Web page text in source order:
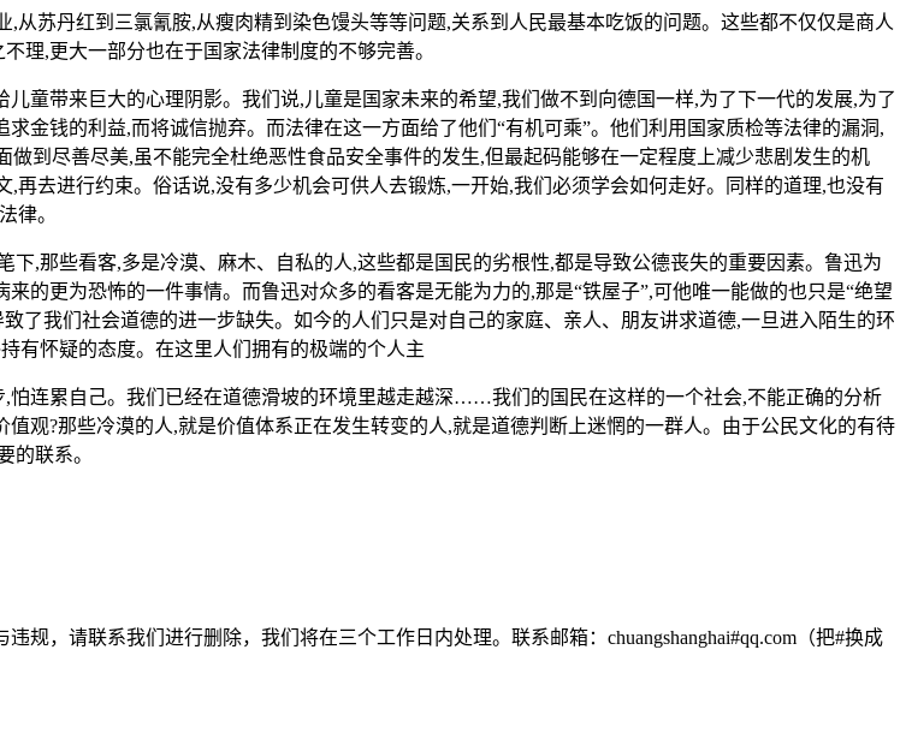
苏丹红到三氯氰胺,从瘦肉精到染色馒头等等问题,关系到人民最基本吃饭的问题。这些都不仅仅是商人
理,更大一部分也在于国家法律制度的不够完善。
童带来巨大的心理阴影。我们说,儿童是国家未来的希望,我们做不到向德国一样,为了下一代的发展,为了
金钱的利益,而将诚信抛弃。而法律在这一方面给了他们“有机可乘”。他们利用国家质检等法律的漏洞,
到尽善尽美,虽不能完全杜绝恶性食品安全事件的发生,但最起码能够在一定程度上减少悲剧发生的机
去进行约束。俗话说,没有多少机会可供人去锻炼,一开始,我们必须学会如何走好。同样的道理,也没有
律。
,那些看客,多是冷漠、麻木、自私的人,这些都是国民的劣根性,都是导致公德丧失的重要因素。鲁迅为
的更为恐怖的一件事情。而鲁迅对众多的看客是无能为力的,那是“铁屋子”,可他唯一能做的也只是“绝望
了我们社会道德的进一步缺失。如今的人们只是对自己的家庭、亲人、朋友讲求道德,一旦进入陌生的环
有怀疑的态度。在这里人们拥有的极端的个人主
连累自己。我们已经在道德滑坡的环境里越走越深……我们的国民在这样的一个社会,不能正确的分析
观?那些冷漠的人,就是价值体系正在发生转变的人,就是道德判断上迷惘的一群人。由于公民文化的有待
的联系。
，请联系我们进行删除，我们将在三个工作日内处理。联系邮箱：chuangshanghai#qq.com（把#换成